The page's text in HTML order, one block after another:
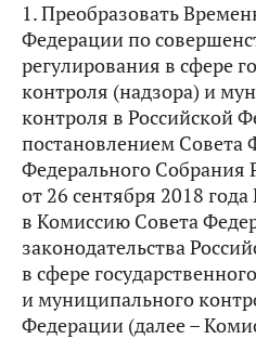
1. Преобразовать
Федерации по
регулирования в сфере
контроля (надзора) и
контроля в Российской
постановлением Совета
Федерального Собрания
от 26 сентября 2018
в Комиссию Совета
законодательства
в сфере
и муниципального
Федерации (далее –